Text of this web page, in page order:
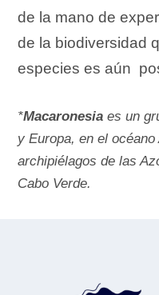
de la mano de
de la biodiversidad
especies es aún
*Macaronesia es un
y Europa, en el
archipiélagos de las
Cabo Verde.